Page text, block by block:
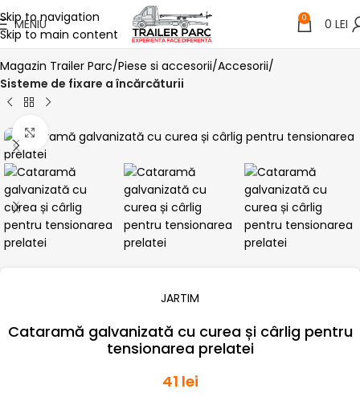
Skip to navigation
Skip to main content
MENIU 0 0 LEI
Magazin Trailer Parc Piese si accesorii Accesorii
Sisteme de fixare a încărcăturii
Click pentru a mari
JARTIM
Cataramă galvanizată cu curea și cârlig pentru
tensionarea prelatei
41 lei